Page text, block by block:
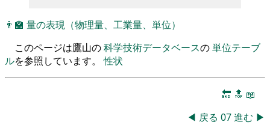
👨‍🏫 量の表現（物理量、工業量、単位）
このページは鷹山の科学技術データベースの単位テーブ
ルを参照しています。性状
🔚 🔝 📖
◀ 戻る 07進む ▶